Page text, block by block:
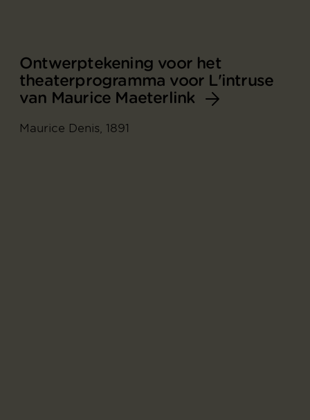
Ontwerptekening voor het
theaterprogramma voor L'intruse
van Maurice Maeterlink
Maurice Denis, 1891